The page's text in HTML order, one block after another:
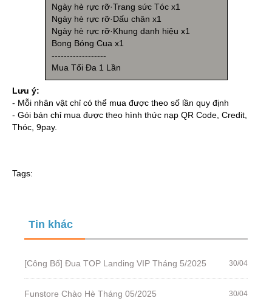
Ngày hè rực rỡ·Trang sức Tóc x1
Ngày hè rực rỡ·Dấu chân x1
Ngày hè rực rỡ·Khung danh hiệu x1
Bong Bóng Cua x1
------------------
Mua Tối Đa 1 Lần
Lưu ý:
- Mỗi nhân vật chỉ có thể mua được theo số lần quy định
- Gói bán chỉ mua được theo hình thức nạp QR Code, Credit,
Thóc, 9pay.
Tags:
Tin khác
[Công Bố] Đua TOP Landing VIP Tháng 5/2025 30/04
Funstore Chào Hè Tháng 05/2025 30/04